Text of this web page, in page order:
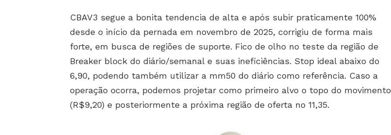
CBAV3 segue a bonita tendencia de alta e após subir praticamente 100%
desde o início da pernada em novembro de 2025, corrigiu de forma mais
forte, em busca de regiões de suporte. Fico de olho no teste da região de
Breaker block do diário/semanal e suas ineficiências. Stop ideal abaixo do
6,90, podendo também utilizar a mm50 do diário como referência. Caso a
operação ocorra, podemos projetar como primeiro alvo o topo do movimento
(R$9,20) e posteriormente a próxima região de oferta no 11,35.